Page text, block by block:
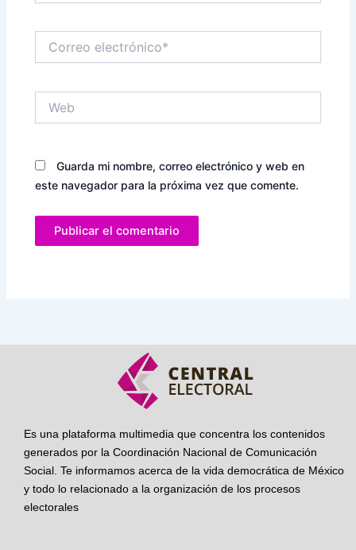
electrónico*
Guarda mi nombre, correo electrónico y web en
este navegador para la próxima vez que comente.
Es una plataforma multimedia que concentra los contenidos
generados por la Coordinación Nacional de Comunicación
Social. Te informamos acerca de la vida democrática de México
y todo lo relacionado a la organización de los procesos
electorales